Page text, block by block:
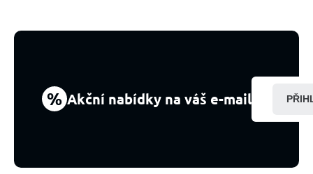
% Akční nabídky na váš e-mail